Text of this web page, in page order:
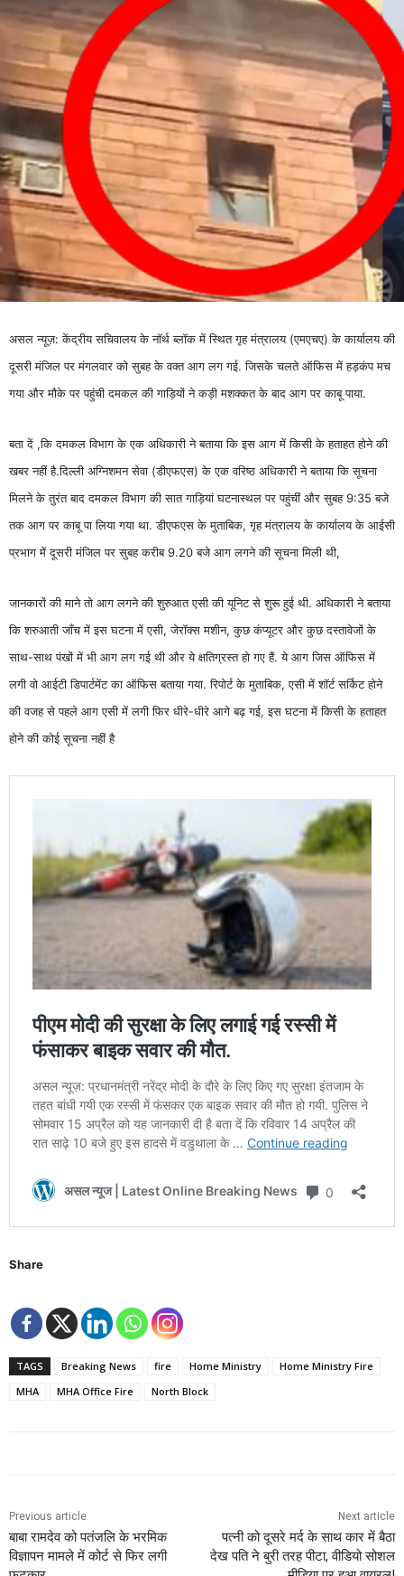
असल न्यूज़: केंद्रीय सचिवालय के नॉर्थ ब्लॉक में स्थित गृह मंत्रालय (एमएचए) के कार्यालय की
दूसरी मंजिल पर मंगलवार को सुबह के वक्त आग लग गई. जिसके चलते ऑफिस में हड़कंप मच
गया और मौके पर पहुंची दमकल की गाड़ियों ने कड़ी मशक्कत के बाद आग पर काबू पाया.
बता दें ,कि दमकल विभाग के एक अधिकारी ने बताया कि इस आग में किसी के हताहत होने की
खबर नहीं है.दिल्ली अग्निशमन सेवा (डीएफएस) के एक वरिष्ठ अधिकारी ने बताया कि सूचना
मिलने के तुरंत बाद दमकल विभाग की सात गाड़ियां घटनास्थल पर पहुंचीं और सुबह 9:35 बजे
तक आग पर काबू पा लिया गया था. डीएफएस के मुताबिक, गृह मंत्रालय के कार्यालय के आईसी
प्रभाग में दूसरी मंजिल पर सुबह करीब 9.20 बजे आग लगने की सूचना मिली थी,
जानकारों की माने तो आग लगने की शुरुआत एसी की यूनिट से शुरू हुई थी. अधिकारी ने बताया
कि शरुआती जाँच में इस घटना में एसी, जेरॉक्स मशीन, कुछ कंप्यूटर और कुछ दस्तावेजों के
साथ-साथ पंखों में भी आग लग गई थी और ये क्षतिग्रस्त हो गए हैं. ये आग जिस ऑफिस में
लगी वो आईटी डिपार्टमेंट का ऑफिस बताया गया. रिपोर्ट के मुताबिक, एसी में शॉर्ट सर्किट होने
की वजह से पहले आग एसी में लगी फिर धीरे-धीरे आगे बढ़ गई, इस घटना में किसी के हताहत
होने की कोई सूचना नहीं है
Share
TAGS Breaking News fire Home Ministry
Home Ministry Fire
MHA
MHA Office Fire North Block
Previous article
बाबा रामदेव को पतंजलि के भरमिक
विज्ञापन मामले में कोर्ट से फिर लगी
Next article
पत्नी को दूसरे मर्द के साथ कार में बैठा
देख पति ने बुरी तरह पीटा, वीडियो सोशल